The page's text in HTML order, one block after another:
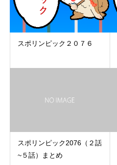
スポリンピック２０７６
スポリンピック2076（２話
~５話）まとめ